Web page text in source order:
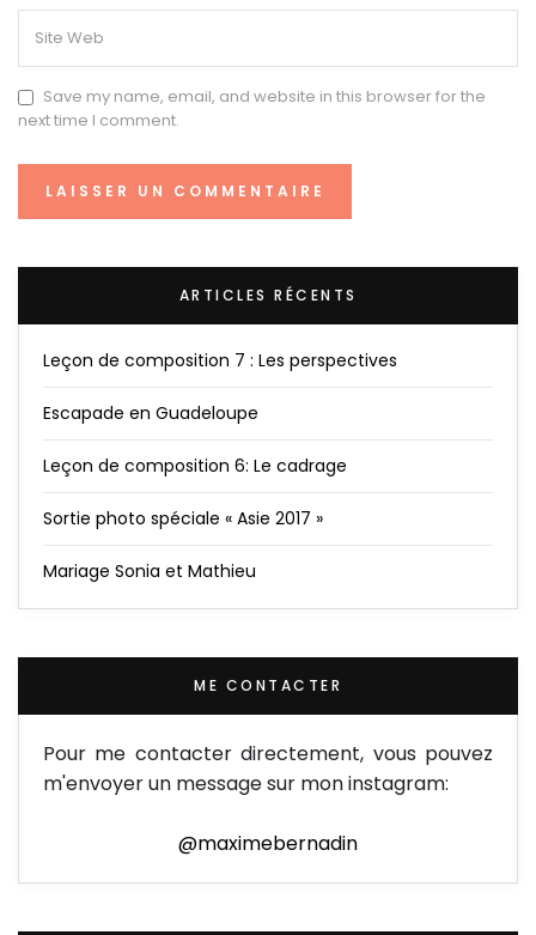
Save my name, email, and website in this browser for the
next time I comment.
ARTICLES RÉCENTS
Leçon de composition 7 : Les perspectives
Escapade en Guadeloupe
Leçon de composition 6: Le cadrage
Sortie photo spéciale « Asie 2017 »
Mariage Sonia et Mathieu
ME CONTACTER
Pour me contacter directement, vous pouvez
m'envoyer un message sur mon instagram:
@maximebernadin